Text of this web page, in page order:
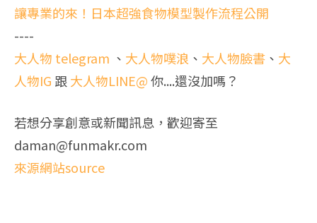
讓專業的來！日本超強食物模型製作流程公開
----
大人物 telegram 、 大人物噗浪 、 大人物臉書 、 大
人物IG 跟大人物LINE@你....還沒加嗎？
若想分享創意或新聞訊息，歡迎寄至
daman@funmakr.com
來源網站source